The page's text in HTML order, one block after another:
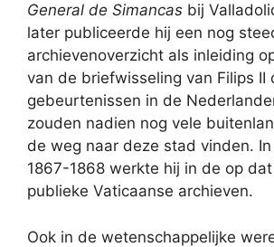
General de Simancas bij
later publiceerde hij een nog
archievenoverzicht als inleiding
van de briefwisseling van Filips II
gebeurtenissen in de
zouden nadien nog vele
de weg naar deze stad vinden.
1867-1868 werkte hij in de op
publieke Vaticaanse archieven.
Ook in de wetenschappelijke